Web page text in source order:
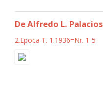
De Alfredo L. Palacios
2.Epoca T. 1.1936=Nr. 1-5